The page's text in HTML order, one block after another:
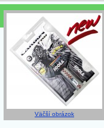
Väčší obrázok